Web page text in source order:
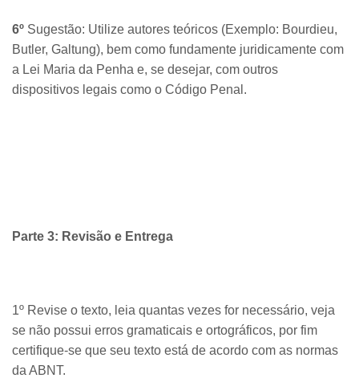
6º Sugestão: Utilize autores teóricos (Exemplo: Bourdieu,
Butler, Galtung), bem como fundamente juridicamente com
a Lei Maria da Penha e, se desejar, com outros
dispositivos legais como o Código Penal.
Parte 3: Revisão e Entrega
1º Revise o texto, leia quantas vezes for necessário, veja
se não possui erros gramaticais e ortográficos, por fim
certifique-se que seu texto está de acordo com as normas
da ABNT.